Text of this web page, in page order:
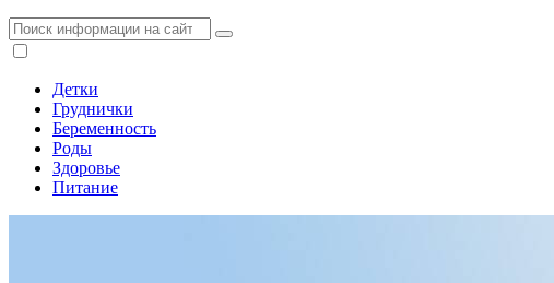
Детки
Груднички
Беременность
Роды
Здоровье
Питание